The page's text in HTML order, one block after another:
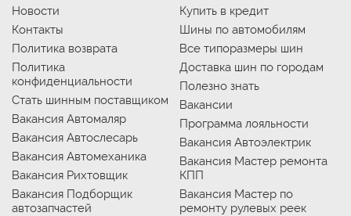
Новости
Контакты
Политика возврата
Политика
конфиденциальности
Стать шинным поставщиком
Вакансия Автомаляр
Вакансия Автослесарь
Вакансия Автомеханика
Вакансия Рихтовщик
Вакансия Подборщик
автозапчастей
Купить в кредит
Шины по автомобилям
Все типоразмеры шин
Доставка шин по городам
Полезно знать
Вакансии
Программа лояльности
Вакансия Автоэлектрик
Вакансия Мастер ремонта
КПП
Вакансия Мастер по
ремонту рулевых реек